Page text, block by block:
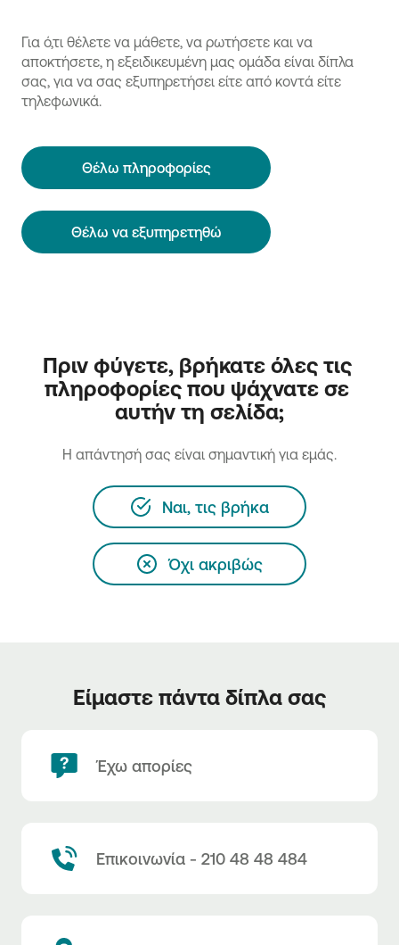
Για ό,τι θέλετε να μάθετε, να ρωτήσετε και να
αποκτήσετε, η εξειδικευμένη μας ομάδα είναι δίπλα
σας, για να σας εξυπηρετήσει είτε από κοντά είτε
τηλεφωνικά.
Θέλω πληροφορίες
Θέλω να εξυπηρετηθώ
Πριν φύγετε, βρήκατε όλες τις
πληροφορίες που ψάχνατε σε
αυτήν τη σελίδα;
H απάντησή σας είναι σημαντική για εμάς.
Ναι, τις βρήκα
Όχι ακριβώς
Είμαστε πάντα δίπλα σας
Έχω απορίες
Επικοινωνία - 210 48 48 484